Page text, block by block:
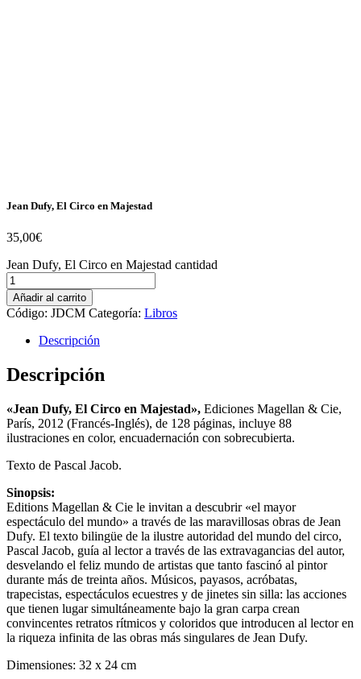
Jean Dufy, El Circo en Majestad
35,00€
Jean Dufy, El Circo en Majestad cantidad
Añadir al carrito
Código: JDCM Categoría: Libros
Descripción
Descripción
«Jean Dufy, El Circo en Majestad», Ediciones Magellan & Cie,
París, 2012 (Francés-Inglés), de 128 páginas, incluye 88
ilustraciones en color, encuadernación con sobrecubierta.
Texto de Pascal Jacob.
Sinopsis:
Editions Magellan & Cie le invitan a descubrir «el mayor
espectáculo del mundo» a través de las maravillosas obras de Jean
Dufy. El texto bilingüe de la ilustre autoridad del mundo del circo,
Pascal Jacob, guía al lector a través de las extravagancias del autor,
desvelando el feliz mundo de artistas que tanto fascinó al pintor
durante más de treinta años. Músicos, payasos, acróbatas,
trapecistas, espectáculos ecuestres y de jinetes sin silla: las acciones
que tienen lugar simultáneamente bajo la gran carpa crean
convincentes retratos rítmicos y coloridos que introducen al lector en
la riqueza infinita de las obras más singulares de Jean Dufy.
Dimensiones: 32 x 24 cm